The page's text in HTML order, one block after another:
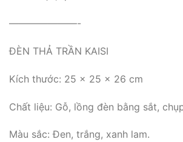
———————-
ĐÈN THẢ TRẦN KAISI
Kích thước: 25 x 25 x 26 cm
Chất liệu: Gỗ, lồng đèn bằng sắt,
Màu sắc: Đen, trắng, xanh lam.